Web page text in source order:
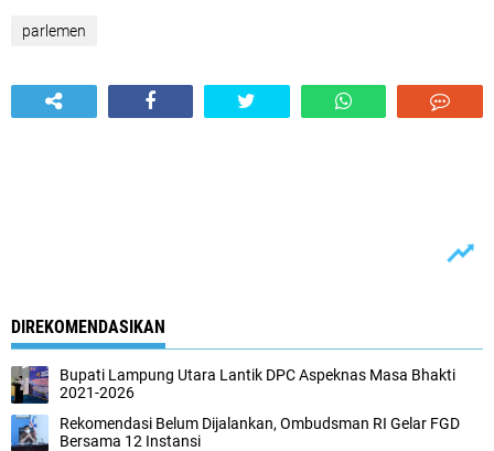
parlemen
DIREKOMENDASIKAN
Bupati Lampung Utara Lantik DPC Aspeknas Masa Bhakti
2021-2026
Rekomendasi Belum Dijalankan, Ombudsman RI Gelar FGD
Bersama 12 Instansi